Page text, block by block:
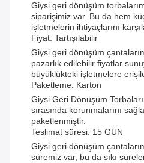
Giysi geri dönüşüm
siparişimiz var. Bu da hem
işletmelerin ihtiyaçlarını
Fiyat: Tartışılabilir
Giysi geri dönüşüm
pazarlık edilebilir fiyatlar
büyüklükteki işletmelere
Paketleme: Karton
Giysi Geri Dönüşüm
sırasında korunmalarını
paketlenmiştir.
Teslimat süresi: 15 GÜN
Giysi geri dönüşüm
süremiz var, bu da sıkı